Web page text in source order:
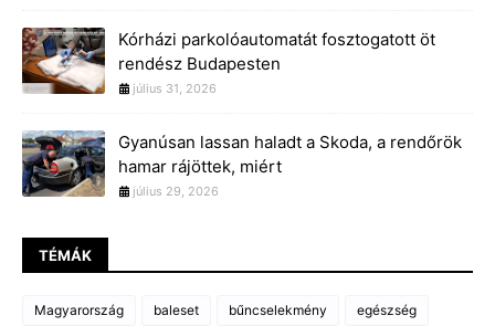
Kórházi parkolóautomatát fosztogatott öt
rendész Budapesten
július 31, 2026
Gyanúsan lassan haladt a Skoda, a rendőrök
hamar rájöttek, miért
július 29, 2026
TÉMÁK
Magyarország baleset bűncselekmény egészség